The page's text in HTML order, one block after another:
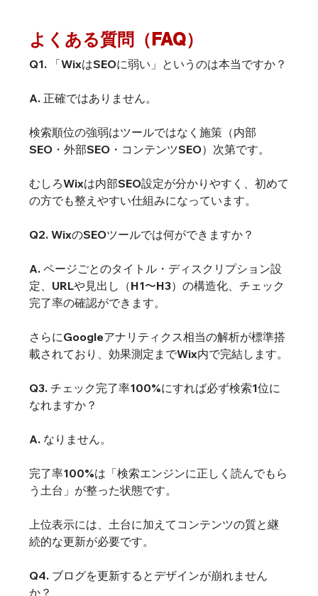
よくある質問（FAQ）
Q1. 「WixはSEOに弱い」というのは本当ですか？
A. 正確ではありません。
検索順位の強弱はツールではなく施策（内部
SEO・外部SEO・コンテンツSEO）次第です。
むしろWixは内部SEO設定が分かりやすく、初めて
の方でも整えやすい仕組みになっています。
Q2. WixのSEOツールでは何ができますか？
A. ページごとのタイトル・ディスクリプション設
定、URLや見出し（H1〜H3）の構造化、チェック
完了率の確認ができます。
さらにGoogleアナリティクス相当の解析が標準搭
載されており、効果測定までWix内で完結します。
Q3. チェック完了率100%にすれば必ず検索1位に
なれますか？
A. なりません。
完了率100%は「検索エンジンに正しく読んでもら
う土台」が整った状態です。
上位表示には、土台に加えてコンテンツの質と継
続的な更新が必要です。
Q4. ブログを更新するとデザインが崩れません
か？